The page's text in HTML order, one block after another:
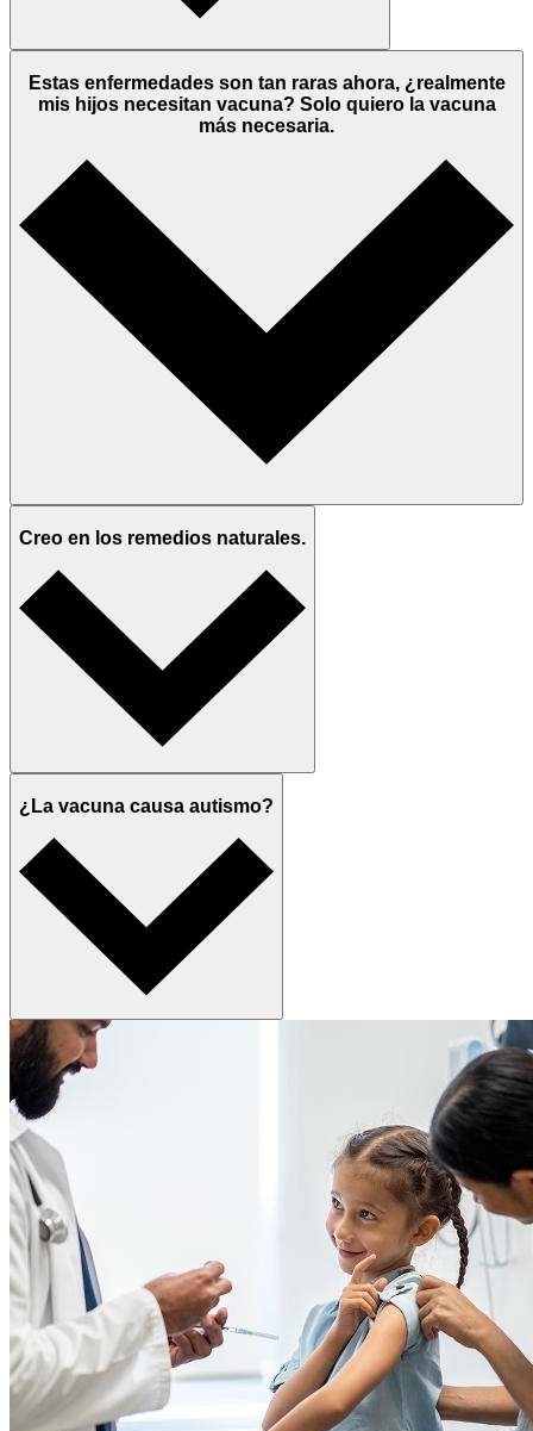
Estas enfermedades son tan raras ahora, ¿realmente
mis hijos necesitan vacuna? Solo quiero la vacuna
más necesaria.
Creo en los remedios naturales.
¿La vacuna causa autismo?